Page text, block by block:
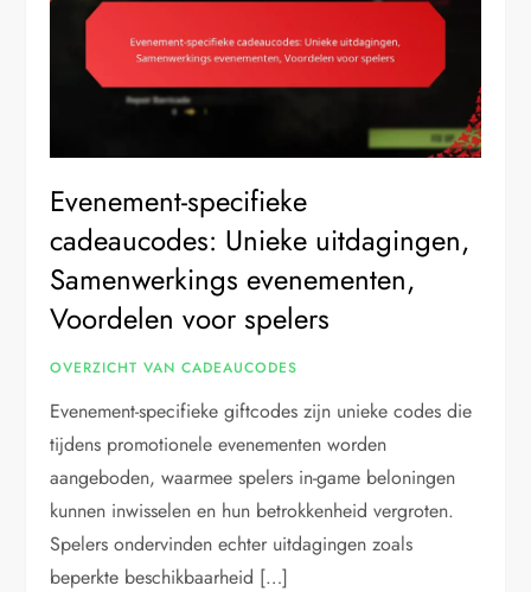
Evenement-specifieke
cadeaucodes: Unieke uitdagingen,
Samenwerkings evenementen,
Voordelen voor spelers
OVERZICHT VAN CADEAUCODES
Evenement-specifieke giftcodes zijn unieke codes die
tijdens promotionele evenementen worden
aangeboden, waarmee spelers in-game beloningen
kunnen inwisselen en hun betrokkenheid vergroten.
Spelers ondervinden echter uitdagingen zoals
beperkte beschikbaarheid […]